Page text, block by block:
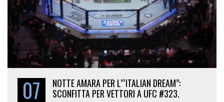
07
DIC2025
SCONFITTA PER VETTORI A UFC #323.